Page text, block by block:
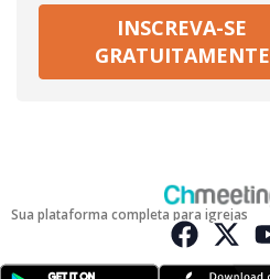
INSCREVA-SE
GRATUITAMENTE
Sua plataforma completa para igrejas